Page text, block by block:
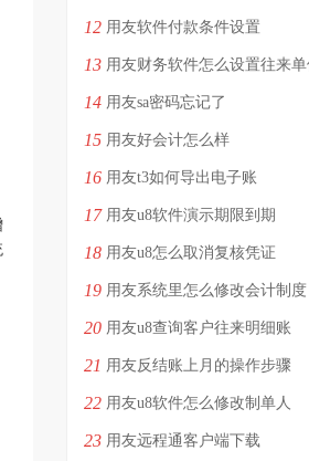
12 用友软件付款条件设置
13 用友财务软件怎么设置往来
14 用友sa密码忘记了
15 用友好会计怎么样
16 用友t3如何导出电子账
17 用友u8软件演示期限到期
18 用友u8怎么取消复核凭证
19 用友系统里怎么修改会计制度
20 用友u8查询客户往来明细账
21 用友反结账上月的操作步骤
22 用友u8软件怎么修改制单人
23 用友远程通客户端下载